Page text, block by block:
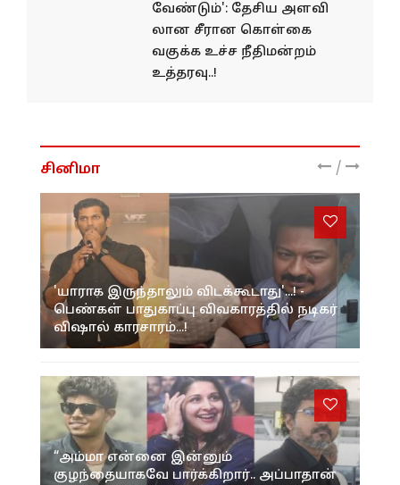
வேண்டும்': தேசிய அளவி​
லான சீரான கொள்​கை
வகுக்க உச்ச நீதிமன்றம்
உத்தரவு..!
சினிமா /
'யாராக இருந்தாலும் விடக்கூடாது'...! -
பெண்கள் பாதுகாப்பு விவகாரத்தில் நடிகர்
விஷால் காரசாரம்...!
“அம்மா என்னை இன்னும்
குழந்தையாகவே பார்க்கிறார்.. அப்பாதான்